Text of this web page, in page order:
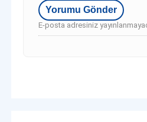
E-posta adresiniz